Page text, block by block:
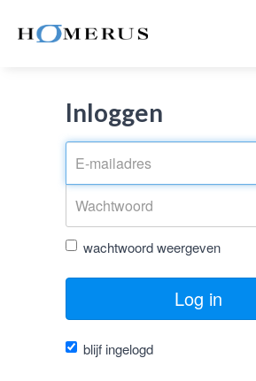
Inloggen
wachtwoord weergeven
Log in
blijf ingelogd